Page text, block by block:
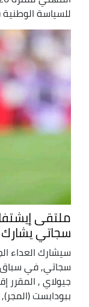
للسياسة
ملتقى
سجاتي يشارك في
سيشارك العداء
ببودابست (المجر),